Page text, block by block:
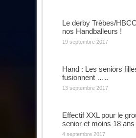
Le derby Trèbes/
nos Handballeurs !
19 septembre 2017
Hand : Les seniors
fusionnent …..
13 septembre 2017
Effectif XXL pour le
senior et moins 18 ans
4 septembre 2017